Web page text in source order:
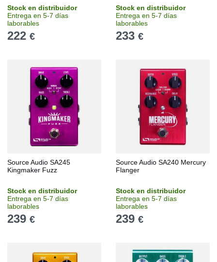
Stock en distribuidor
Entrega en 5-7 días
laborables
222 €
Stock en distribuidor
Entrega en 5-7 días
laborables
233 €
Source Audio SA245
Kingmaker Fuzz
Stock en distribuidor
Entrega en 5-7 días
laborables
239 €
Source Audio SA240 Mercury
Flanger
Stock en distribuidor
Entrega en 5-7 días
laborables
239 €